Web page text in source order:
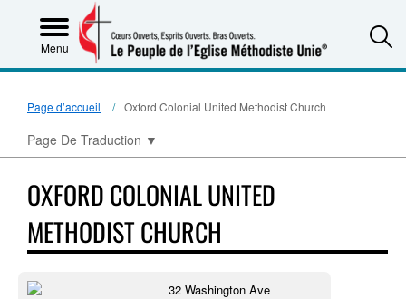
Menu
Page d’accueil Oxford Colonial United Methodist Church
Page De Traduction ▼
OXFORD COLONIAL UNITED
METHODIST CHURCH
32 Washington Ave